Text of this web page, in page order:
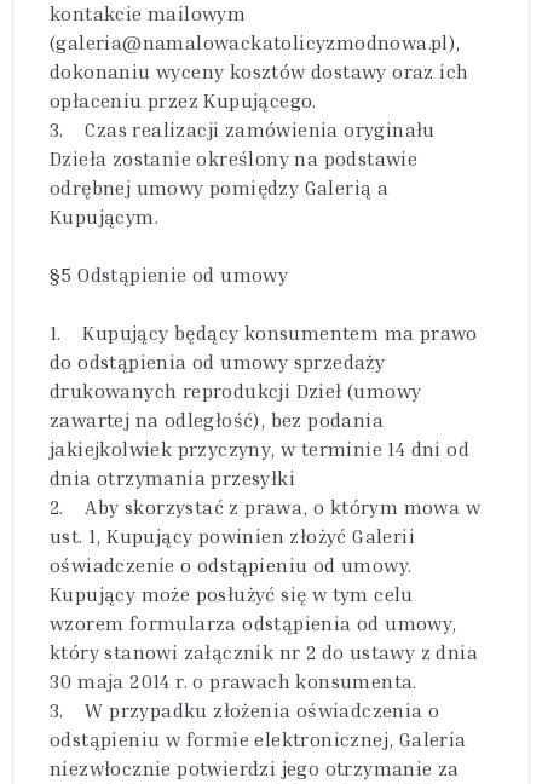
kontakcie mailowym
(galeria@namalowackatolicyzmodnowa.pl),
dokonaniu wyceny kosztów dostawy oraz ich
opłaceniu przez Kupującego.
3. Czas realizacji zamówienia oryginału
Dzieła zostanie określony na podstawie
odrębnej umowy pomiędzy Galerią a
Kupującym.
§5 Odstąpienie od umowy
1. Kupujący będący konsumentem ma prawo
do odstąpienia od umowy sprzedaży
drukowanych reprodukcji Dzieł (umowy
zawartej na odległość), bez podania
jakiejkolwiek przyczyny, w terminie 14 dni od
dnia otrzymania przesyłki
2. Aby skorzystać z prawa, o którym mowa w
ust. 1, Kupujący powinien złożyć Galerii
oświadczenie o odstąpieniu od umowy.
Kupujący może posłużyć się w tym celu
wzorem formularza odstąpienia od umowy,
który stanowi załącznik nr 2 do ustawy z dnia
30 maja 2014 r. o prawach konsumenta.
3. W przypadku złożenia oświadczenia o
odstąpieniu w formie elektronicznej, Galeria
niezwłocznie potwierdzi jego otrzymanie za